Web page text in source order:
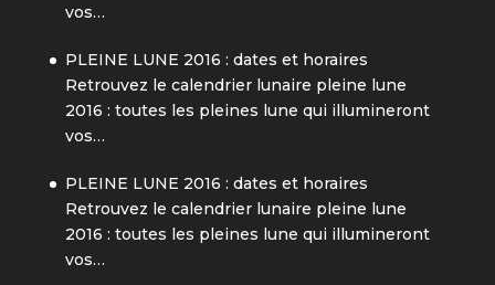
vos…
PLEINE LUNE 2016 : dates et horaires
Retrouvez le calendrier lunaire pleine lune
2016 : toutes les pleines lune qui illumineront
vos…
PLEINE LUNE 2016 : dates et horaires
Retrouvez le calendrier lunaire pleine lune
2016 : toutes les pleines lune qui illumineront
vos…